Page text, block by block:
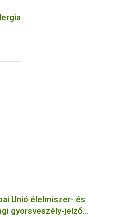
Unió élelmiszer- és
gyorsveszély-jelző